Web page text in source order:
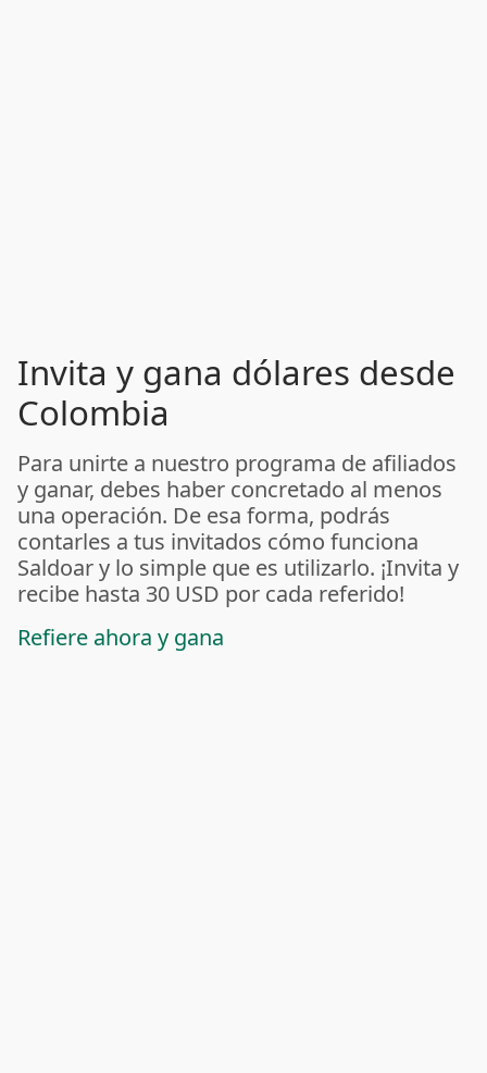
Invita y gana dólares desde
Colombia
Para unirte a nuestro programa de afiliados
y ganar, debes haber concretado al menos
una operación. De esa forma, podrás
contarles a tus invitados cómo funciona
Saldoar y lo simple que es utilizarlo. ¡Invita y
recibe hasta 30 USD por cada referido!
Refiere ahora y gana